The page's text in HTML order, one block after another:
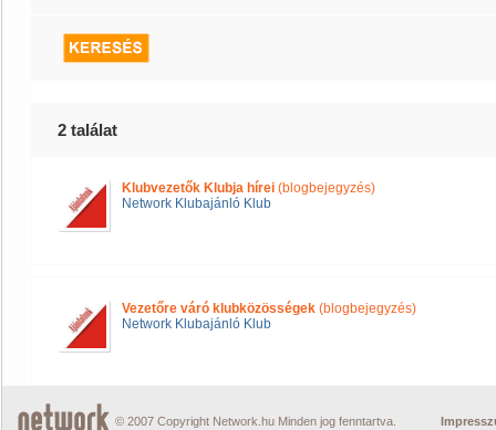
2 találat
Klubvezetők Klubja hírei (blogbejegyzés)
Network Klubajánló Klub
Vezetőre váró klubközösségek (blogbejegyzés)
Network Klubajánló Klub
© 2007 Copyright Network.hu Minden jog fenntartva.